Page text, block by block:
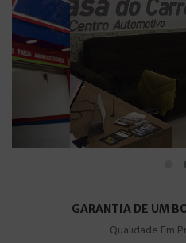
GARANTIA DE UM
Qualidade Em